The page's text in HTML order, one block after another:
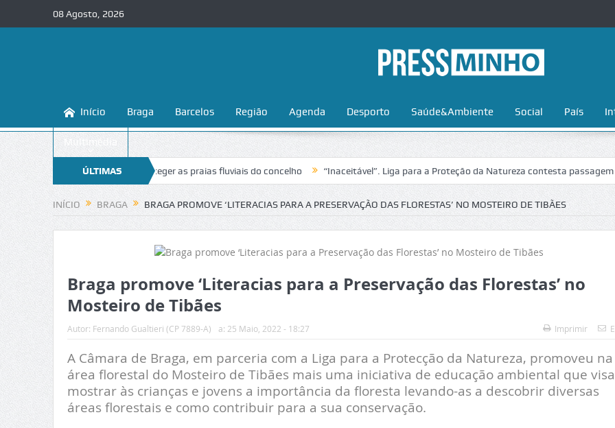
08 Agosto, 2026
Início Braga Barcelos Região Agenda Desporto Saúde&Ambiente Social País
Multimédia
ÚLTIMAS
NOTÍCIAS
ensina a conhecer e proteger as praias fluviais do concelho “Inaceitável”. Liga para a Proteção da Natureza contesta passagem da
INÍCIO BRAGA BRAGA PROMOVE ‘LITERACIAS PARA A PRESERVAÇÃO DAS FLORESTAS’ NO MOSTEIRO DE TIBÃES
Braga promove ‘Literacias para a Preservação das Florestas’ no
Mosteiro de Tibães
Autor: Fernando Gualtieri (CP 7889-A) a: 25 Maio, 2022 - 18:27 Imprimir
A Câmara de Braga, em parceria com a Liga para a Protecção da Natureza, promoveu na
área florestal do Mosteiro de Tibães mais uma iniciativa de educação ambiental que visa
mostrar às crianças e jovens a importância da floresta levando-as a descobrir diversas
áreas florestais e como contribuir para a sua conservação.